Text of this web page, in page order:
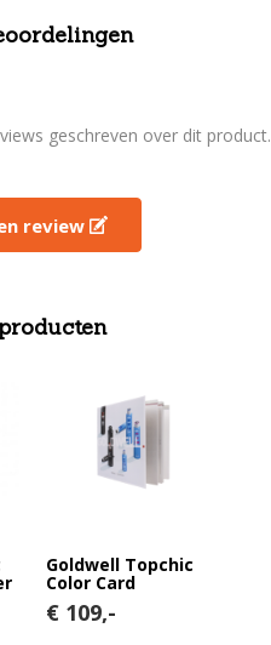
geschreven over dit product.
review
Goldwell Topchic
Color Card
€ 109,-